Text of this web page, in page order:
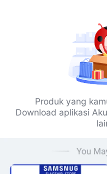
Produk yang
Download aplikasi